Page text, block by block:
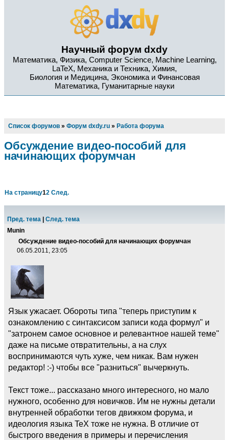
Научный форум dxdy
Математика, Физика, Computer Science, Machine Learning,
LaTeX, Механика и Техника, Химия,
Биология и Медицина, Экономика и Финансовая
Математика, Гуманитарные науки
Список форумов » Форум dxdy.ru » Работа форума
Обсуждение видео-пособий для
начинающих форумчан
На страницу12 След.
Пред. тема
След. тема
Munin
Обсуждение видео-пособий для начинающих форумчан
06.05.2011, 23:05
Язык ужасает. Обороты типа "теперь приступим к
ознакомлению с синтаксисом записи кода формул" и
"затронем самое основное и релевантное нашей теме"
даже на письме отвратительны, а на слух
воспринимаются чуть хуже, чем никак. Вам нужен
редактор! :-) чтобы все "разниться" вычеркнуть.
Текст тоже... рассказано много интересного, но мало
нужного, особенно для новичков. Им не нужны детали
внутренней обработки тегов движком форума, и
идеология языка TeX тоже не нужна. В отличие от
быстрого введения в примеры и перечисления